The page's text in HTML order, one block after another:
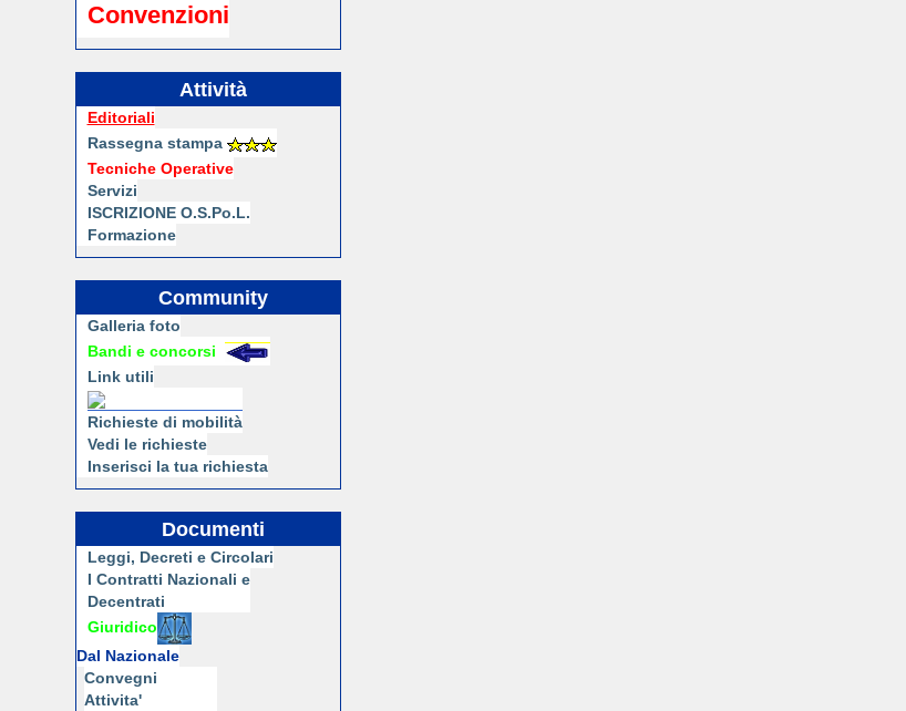
Convenzioni
Attività
Editoriali
Rassegna stampa
Tecniche Operative
Servizi
ISCRIZIONE O.S.Po.L.
Formazione
Community
Galleria foto
Bandi e concorsi
Link utili
Richieste di mobilità
Vedi le richieste
Inserisci la tua richiesta
Documenti
Leggi, Decreti e Circolari
I Contratti Nazionali e
Decentrati
Giuridico
Dal Nazionale
Convegni
Attivita'